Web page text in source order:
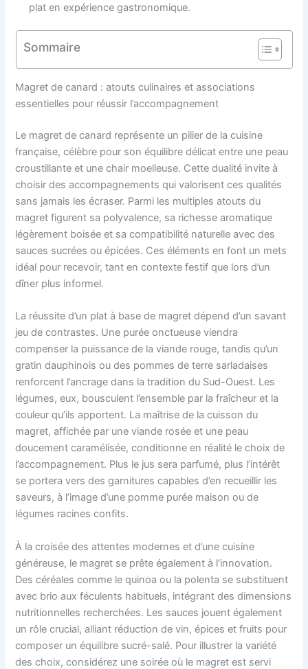
plat en expérience gastronomique.
Sommaire
Magret de canard : atouts culinaires et associations
essentielles pour réussir l’accompagnement
Le magret de canard représente un pilier de la cuisine
française, célèbre pour son équilibre délicat entre une peau
croustillante et une chair moelleuse. Cette dualité invite à
choisir des accompagnements qui valorisent ces qualités
sans jamais les écraser. Parmi les multiples atouts du
magret figurent sa polyvalence, sa richesse aromatique
légèrement boisée et sa compatibilité naturelle avec des
sauces sucrées ou épicées. Ces éléments en font un mets
idéal pour recevoir, tant en contexte festif que lors d’un
dîner plus informel.
La réussite d’un plat à base de magret dépend d’un savant
jeu de contrastes. Une purée onctueuse viendra
compenser la puissance de la viande rouge, tandis qu’un
gratin dauphinois ou des pommes de terre sarladaises
renforcent l’ancrage dans la tradition du Sud-Ouest. Les
légumes, eux, bousculent l’ensemble par la fraîcheur et la
couleur qu’ils apportent. La maîtrise de la cuisson du
magret, affichée par une viande rosée et une peau
doucement caramélisée, conditionne en réalité le choix de
l’accompagnement. Plus le jus sera parfumé, plus l’intérêt
se portera vers des garnitures capables d’en recueillir les
saveurs, à l’image d’une pomme purée maison ou de
légumes racines confits.
À la croisée des attentes modernes et d’une cuisine
généreuse, le magret se prête également à l’innovation.
Des céréales comme le quinoa ou la polenta se substituent
avec brio aux féculents habituels, intégrant des dimensions
nutritionnelles recherchées. Les sauces jouent également
un rôle crucial, alliant réduction de vin, épices et fruits pour
composer un équilibre sucré-salé. Pour illustrer la variété
des choix, considérez une soirée où le magret est servi